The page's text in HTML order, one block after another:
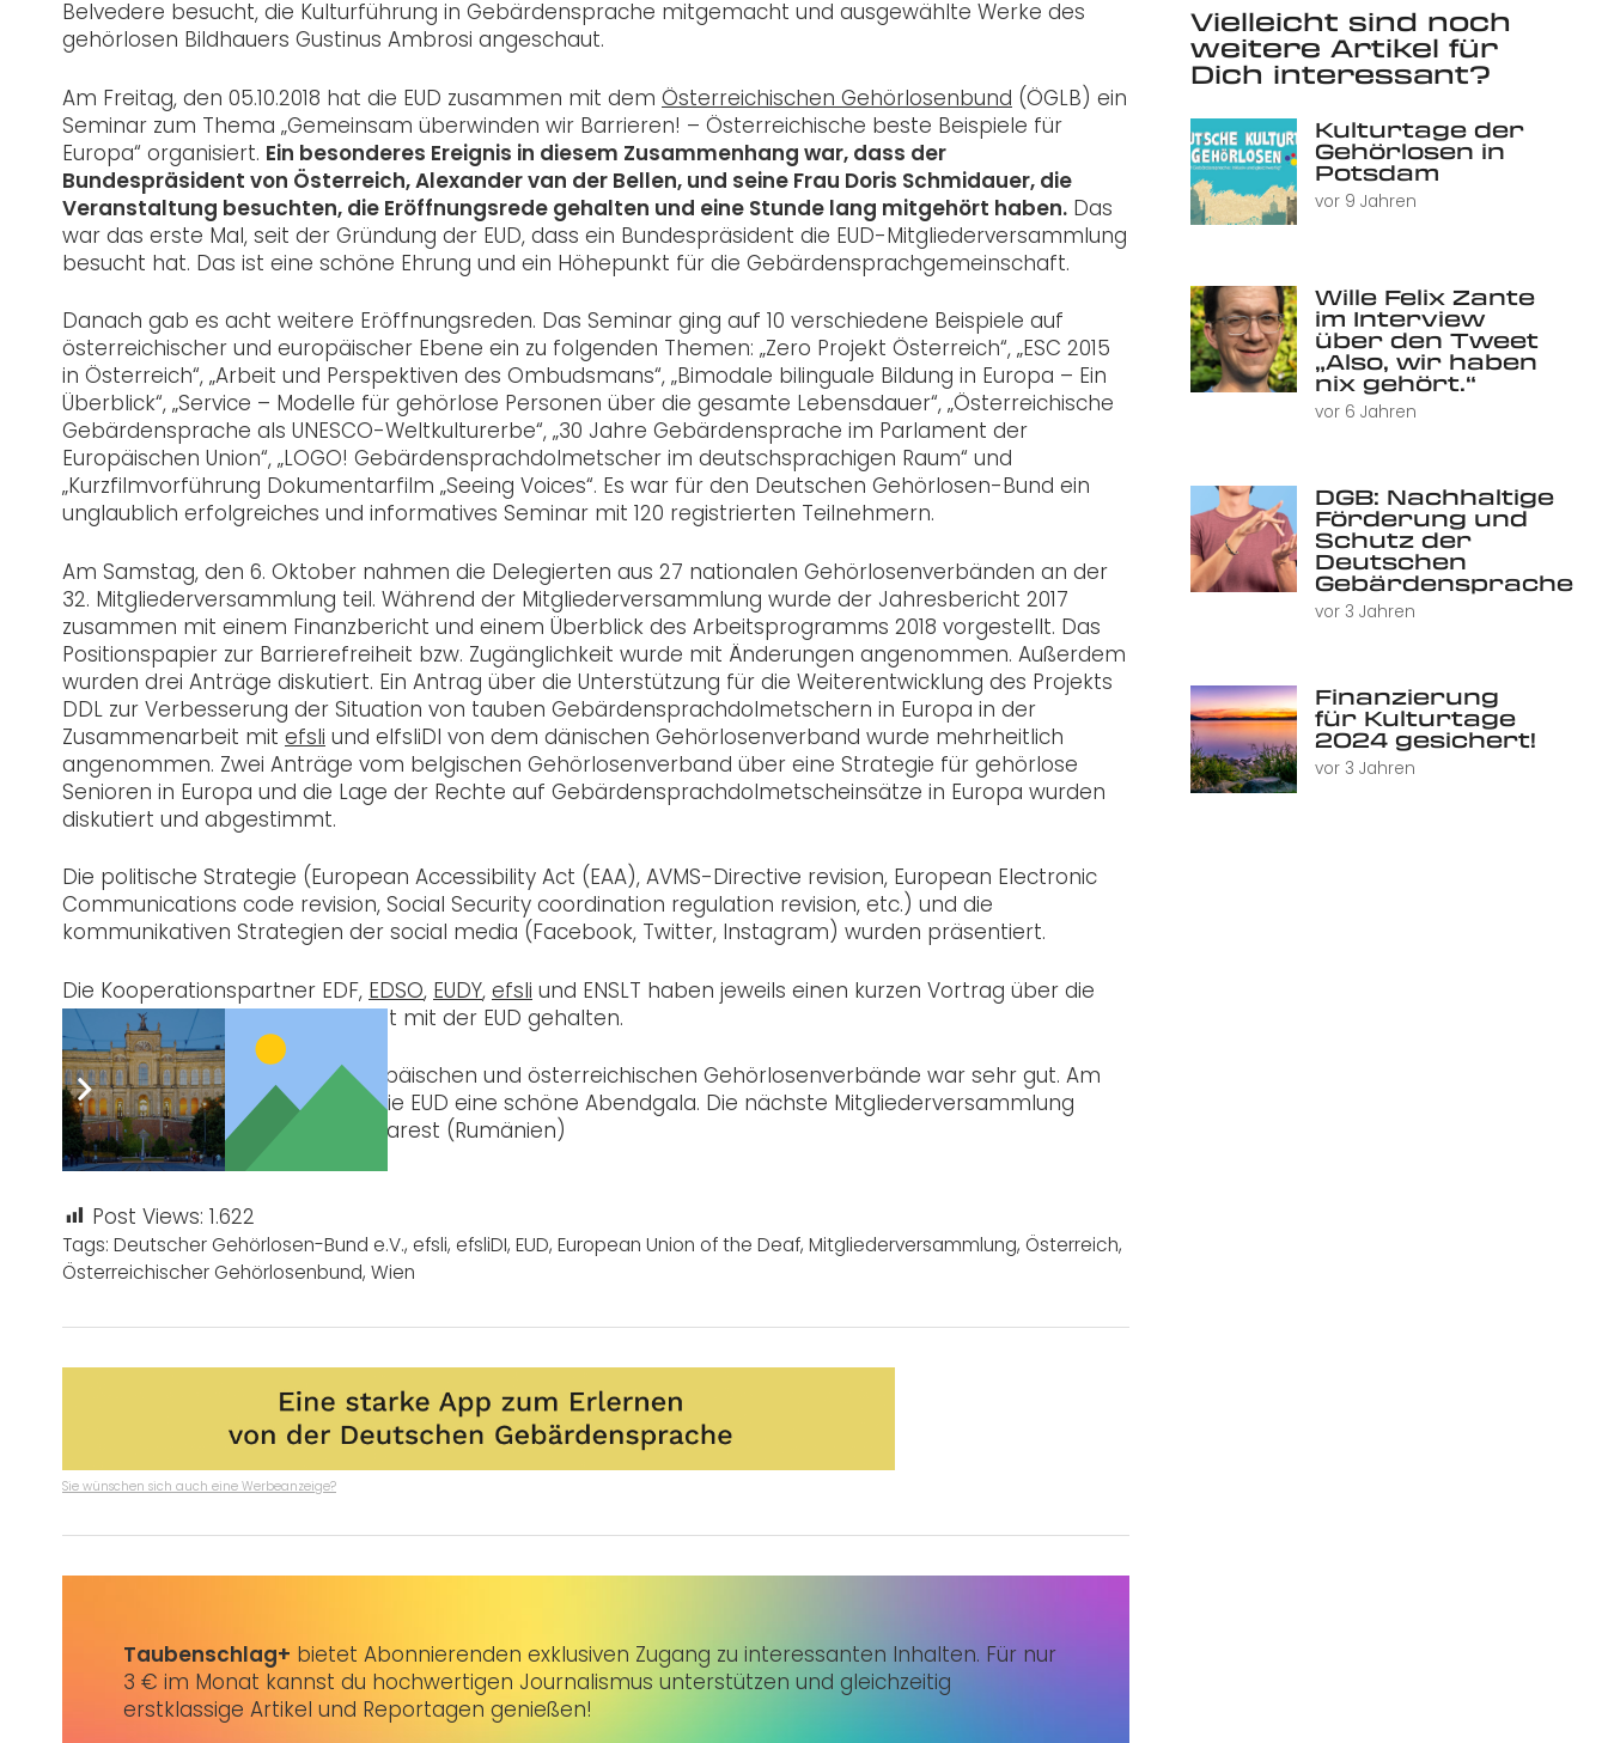
Belvedere besucht, die Kulturführung in Gebärdensprache mitgemacht und ausgewählte Werke des
gehörlosen Bildhauers Gustinus Ambrosi angeschaut.
Am Freitag, den 05.10.2018 hat die EUD zusammen mit dem Österreichischen Gehörlosenbund (ÖGLB) ein
Seminar zum Thema „Gemeinsam überwinden wir Barrieren! – Österreichische beste Beispiele für
Europa“ organisiert. Ein besonderes Ereignis in diesem Zusammenhang war, dass der
Bundespräsident von Österreich, Alexander van der Bellen, und seine Frau Doris Schmidauer, die
Veranstaltung besuchten, die Eröffnungsrede gehalten und eine Stunde lang mitgehört haben. Das
war das erste Mal, seit der Gründung der EUD, dass ein Bundespräsident die EUD-Mitgliederversammlung
besucht hat. Das ist eine schöne Ehrung und ein Höhepunkt für die Gebärdensprachgemeinschaft.
Danach gab es acht weitere Eröffnungsreden. Das Seminar ging auf 10 verschiedene Beispiele auf
österreichischer und europäischer Ebene ein zu folgenden Themen: „Zero Projekt Österreich“, „ESC 2015
in Österreich“, „Arbeit und Perspektiven des Ombudsmans“, „Bimodale bilinguale Bildung in Europa – Ein
Überblick“, „Service – Modelle für gehörlose Personen über die gesamte Lebensdauer“, „Österreichische
Gebärdensprache als UNESCO-Weltkulturerbe“, „30 Jahre Gebärdensprache im Parlament der
Europäischen Union“, „LOGO! Gebärdensprachdolmetscher im deutschsprachigen Raum“ und
„Kurzfilmvorführung Dokumentarfilm „Seeing Voices“. Es war für den Deutschen Gehörlosen-Bund ein
unglaublich erfolgreiches und informatives Seminar mit 120 registrierten Teilnehmern.
Am Samstag, den 6. Oktober nahmen die Delegierten aus 27 nationalen Gehörlosenverbänden an der
32. Mitgliederversammlung teil. Während der Mitgliederversammlung wurde der Jahresbericht 2017
zusammen mit einem Finanzbericht und einem Überblick des Arbeitsprogramms 2018 vorgestellt. Das
Positionspapier zur Barrierefreiheit bzw. Zugänglichkeit wurde mit Änderungen angenommen. Außerdem
wurden drei Anträge diskutiert. Ein Antrag über die Unterstützung für die Weiterentwicklung des Projekts
DDL zur Verbesserung der Situation von tauben Gebärdensprachdolmetschern in Europa in der
Zusammenarbeit mit efsli und elfsliDI von dem dänischen Gehörlosenverband wurde mehrheitlich
angenommen. Zwei Anträge vom belgischen Gehörlosenverband über eine Strategie für gehörlose
Senioren in Europa und die Lage der Rechte auf Gebärdensprachdolmetscheinsätze in Europa wurden
diskutiert und abgestimmt.
Die politische Strategie (European Accessibility Act (EAA), AVMS-Directive revision, European Electronic
Communications code revision, Social Security coordination regulation revision, etc.) und die
kommunikativen Strategien der social media (Facebook, Twitter, Instagram) wurden präsentiert.
Die Kooperationspartner EDF, EDSO, EUDY, efsli und ENSLT haben jeweils einen kurzen Vortrag über die
Bedeutung der Zusammenarbeit mit der EUD gehalten.
Die Organisation durch die europäischen und österreichischen Gehörlosenverbände war sehr gut. Am
Ende des Tages veranstaltete die EUD eine schöne Abendgala. Die nächste Mitgliederversammlung
findet vom 16.-19. Mai 2019 in Bukarest (Rumänien)
statt.
Post Views: 1.622
Tags: Deutscher Gehörlosen-Bund e.V., efsli, efsliDI, EUD, European Union of the Deaf, Mitgliederversammlung, Österreich,
Österreichischer Gehörlosenbund, Wien
Sie wünschen sich auch eine Werbeanzeige?
Taubenschlag+ bietet Abonnierenden exklusiven Zugang zu interessanten Inhalten. Für nur
3 € im Monat kannst du hochwertigen Journalismus unterstützen und gleichzeitig
erstklassige Artikel und Reportagen genießen!
Vielleicht sind noch
weitere Artikel für
Dich interessant?
Kulturtage der
Gehörlosen in
Potsdam
vor 9 Jahren
Wille Felix Zante
im Interview
über den Tweet
„Also, wir haben
nix gehört.“
vor 6 Jahren
DGB: Nachhaltige
Förderung und
Schutz der
Deutschen
Gebärdensprache
vor 3 Jahren
Finanzierung
für Kulturtage
2024 gesichert!
vor 3 Jahren